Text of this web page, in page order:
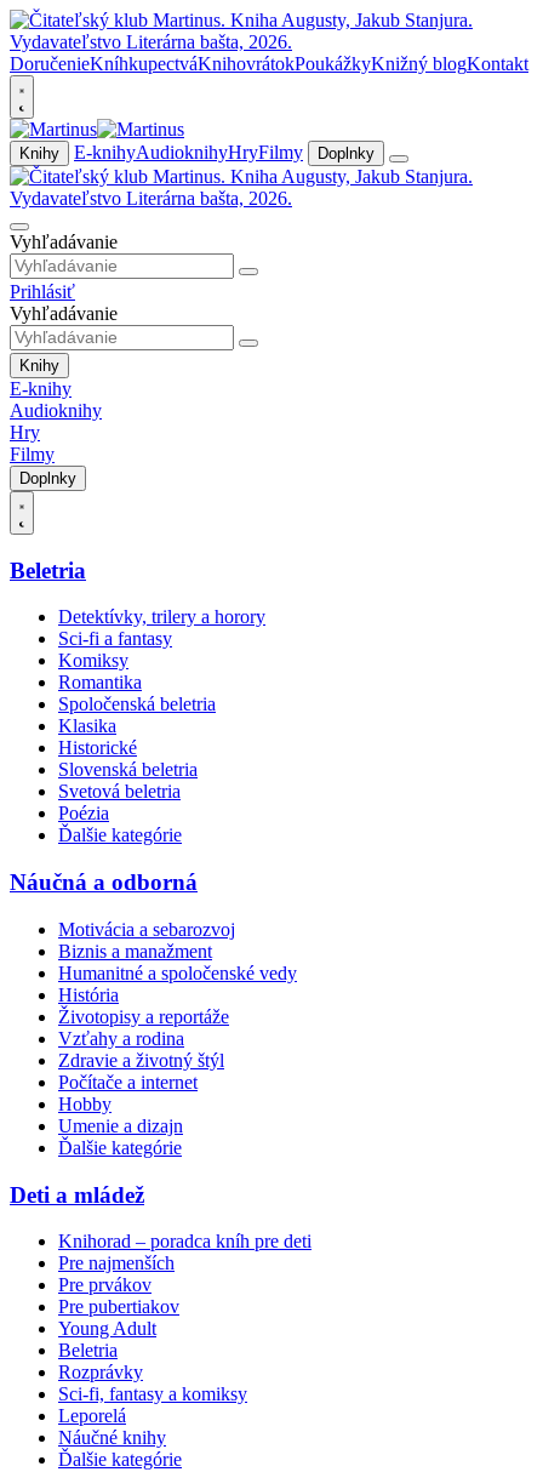
DoručenieKníhkupectváKnihovrátokPoukážkyKnižný blogKontakt
Knihy E-knihyAudioknihyHryFilmy Doplnky
Vyhľadávanie
Prihlásiť
Vyhľadávanie
Knihy
E-knihy
Audioknihy
Hry
Filmy
Doplnky
Beletria
Detektívky, trilery a horory
Sci-fi a fantasy
Komiksy
Romantika
Spoločenská beletria
Klasika
Historické
Slovenská beletria
Svetová beletria
Poézia
Ďalšie kategórie
Náučná a odborná
Motivácia a sebarozvoj
Biznis a manažment
Humanitné a spoločenské vedy
História
Životopisy a reportáže
Vzťahy a rodina
Zdravie a životný štýl
Počítače a internet
Hobby
Umenie a dizajn
Ďalšie kategórie
Deti a mládež
Knihorad – poradca kníh pre deti
Pre najmenších
Pre prvákov
Pre pubertiakov
Young Adult
Beletria
Rozprávky
Sci-fi, fantasy a komiksy
Leporelá
Náučné knihy
Ďalšie kategórie